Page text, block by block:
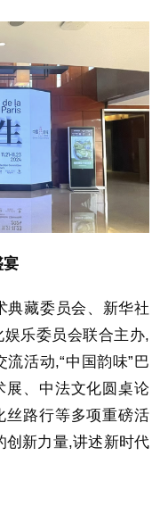
宴
典藏委员会、新华社
娱乐委员会联合主办,
活动,“中国韵味”巴
展、中法文化圆桌论
丝路行等多项重磅活
创新力量,讲述新时代